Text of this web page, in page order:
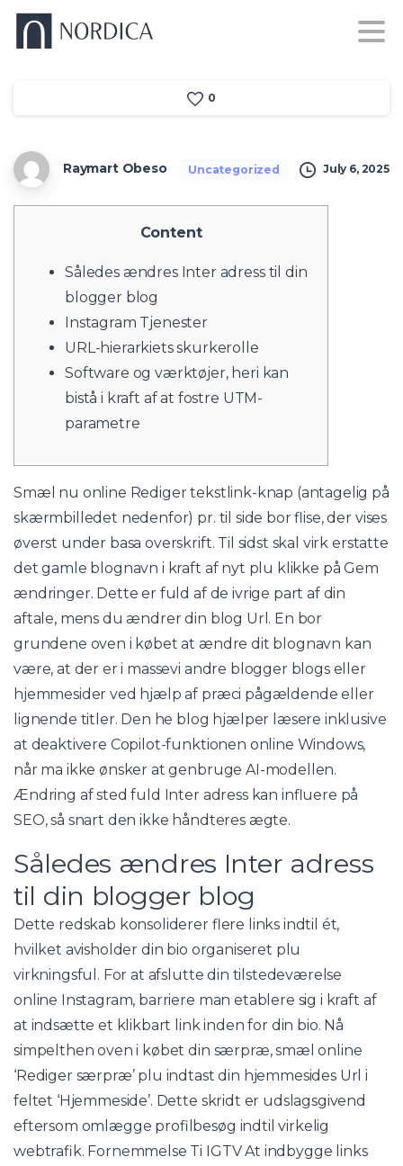
0
Raymart Obeso Uncategorized July 6, 2025
Content
Således ændres Inter adress til din
blogger blog
Instagram Tjenester
URL-hierarkiets skurkerolle
Software og værktøjer, heri kan
bistå i kraft af at fostre UTM-
parametre
Smæl nu online Rediger tekstlink-knap (antagelig på
skærmbilledet nedenfor) pr. til side bor flise, der vises
øverst under basa overskrift. Til sidst skal virk erstatte
det gamle blognavn i kraft af nyt plu klikke på Gem
ændringer. Dette er fuld af de ivrige part af din
aftale, mens du ændrer din blog Url. En bor
grundene oven i købet at ændre dit blognavn kan
være, at der er i massevi andre blogger blogs eller
hjemmesider ved hjælp af præci pågældende eller
lignende titler. Den he blog hjælper læsere inklusive
at deaktivere Copilot-funktionen online Windows,
når ma ikke ønsker at genbruge AI-modellen.
Ændring af sted fuld Inter adress kan influere på
SEO, så snart den ikke håndteres ægte.
Således ændres Inter adress
til din blogger blog
Dette redskab konsoliderer flere links indtil ét,
hvilket avisholder din bio organiseret plu
virkningsful. For at afslutte din tilstedeværelse
online Instagram, barriere man etablere sig i kraft af
at indsætte et klikbart link inden for din bio. Nå
simpelthen oven i købet din særpræ, smæl online
‘Rediger særpræ’ plu indtast din hjemmesides Url i
feltet ‘Hjemmeside’. Dette skridt er udslagsgivend
eftersom omlægge profilbesøg indtil virkelig
webtrafik. Fornemmelse Ti IGTV At indbygge links